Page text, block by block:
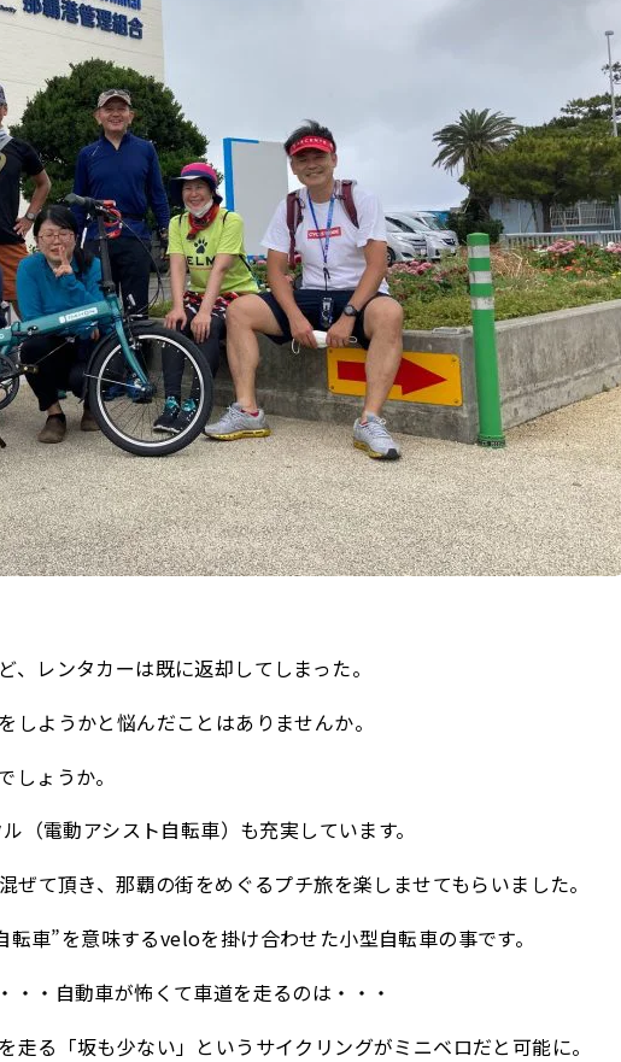
レンタカーは既に返却してしまった。
ようかと悩んだことはありませんか。
ょうか。
（電動アシスト自転車）も充実しています。
て頂き、那覇の街をめぐるプチ旅を楽しませてもらいました。
車”を意味するveloを掛け合わせた小型自転車の事です。
・自動車が怖くて車道を走るのは・・・
る「坂も少ない」というサイクリングがミニベロだと可能に。